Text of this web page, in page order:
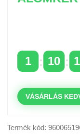
a következő
1 10
VÁSÁRLÁS
Termék kód: